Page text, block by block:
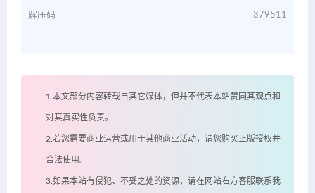
解压码 379511
1.本文部分内容转载自其它媒体，但并不代表本站赞同其观点和
对其真实性负责。
2.若您需要商业运营或用于其他商业活动，请您购买正版授权并
合法使用。
3.如果本站有侵犯、不妥之处的资源，请在网站右方客服联系我